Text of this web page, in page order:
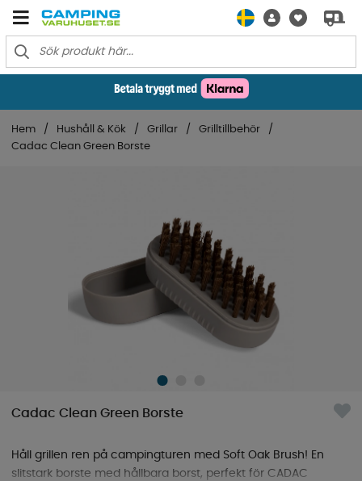
Hem Hushåll & Kök Grillar
Grilltillbehör
Cadac Clean Green Borste
Cadac Clean Green Borste
Håll grillen ren på campingturen med Soft Oak Brush! En
slitstark borste med hållbara borst, perfekt för CADAC